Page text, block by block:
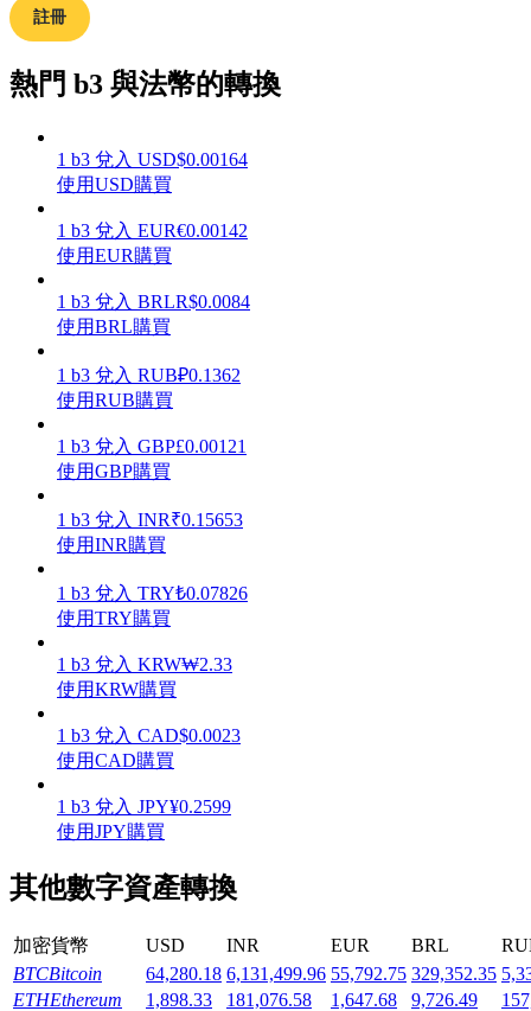
學習如何保持盈利
增值寶
使您的資產穩定增值
機槍池
一鍵質押鎖定高收益
註冊
熱門 b3 與法幣的轉換
1 b3 兌入 USD$0.00164
使用USD購買
1 b3 兌入 EUR€0.00142
使用EUR購買
1 b3 兌入 BRLR$0.0084
使用BRL購買
1 b3 兌入 RUB₽0.1362
使用RUB購買
1 b3 兌入 GBP£0.00121
使用GBP購買
1 b3 兌入 INR₹0.15653
使用INR購買
1 b3 兌入 TRY₺0.07826
使用TRY購買
1 b3 兌入 KRW₩2.33
使用KRW購買
1 b3 兌入 CAD$0.0023
使用CAD購買
1 b3 兌入 JPY¥0.2599
使用JPY購買
其他數字資產轉換
加密貨幣 USD INR EUR BRL
BTCBitcoin 64,280.18 6,131,499.96 55,792.75 329,352.35
ETHEthereum 1,898.33 181,076.58 1,647.68 9,726.49